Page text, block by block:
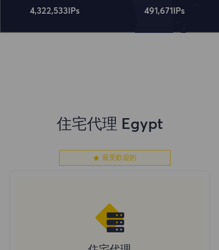
4,322,534 IPs 491,672 IPs
住宅代理 Egypt
最受歡迎的